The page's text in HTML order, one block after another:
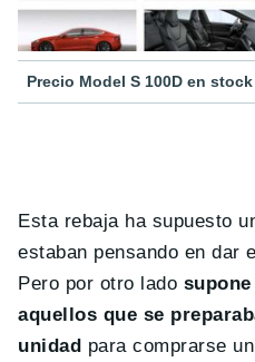
Precio Model S 100D en stock
Esta rebaja ha supuesto
estaban pensando en dar
Pero por otro lado
aquellos que se
unidad para comprarse